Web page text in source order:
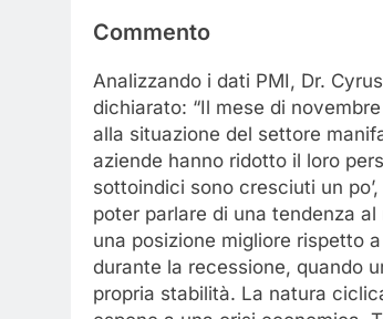
Commento
Analizzando i dati PMI, Dr.
dichiarato: “Il mese di
alla situazione del settore
aziende hanno ridotto il loro
sottoindici sono cresciuti un
poter parlare di una tendenza
una posizione migliore rispetto
durante la recessione, quando
propria stabilità. La natura